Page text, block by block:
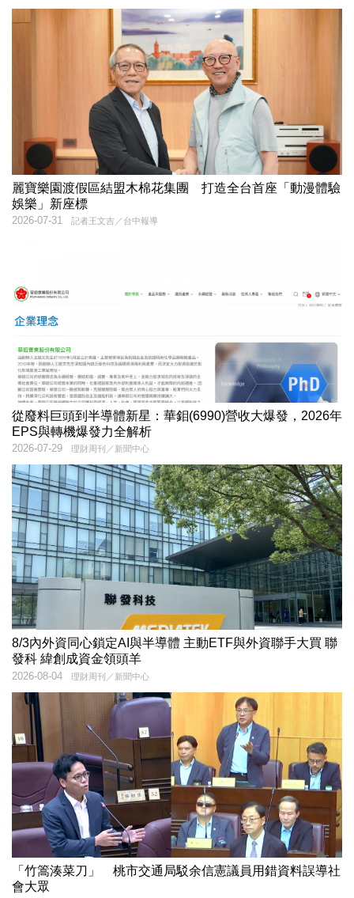
麗寶樂園渡假區結盟木棉花集團 打造全台首座「動漫體驗
娛樂」新座標
記者王文吉／台中報導
2026-07-31
從廢料巨頭到半導體新星：華鉬(6990)營收大爆發，2026年
EPS與轉機爆發力全解析
理財周刊／新聞中心
2026-07-29
8/3內外資同心鎖定AI與半導體 主動ETF與外資聯手大買 聯
發科 緯創成資金領頭羊
理財周刊／新聞中心
2026-08-04
「竹篙湊菜刀」 桃市交通局駁余信憲議員用錯資料誤導社
會大眾